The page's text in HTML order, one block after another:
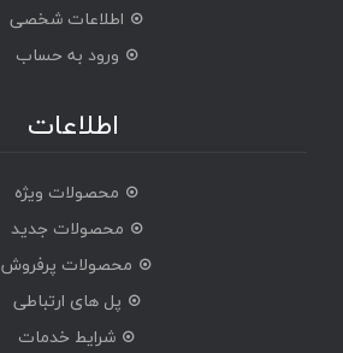
اطلاعات شخصی
ورود به حساب
اطلاعات
محصولات ویژه
محصولات جدید
محصولات پرفروش
پل های ارتباطی
شرایط خدمات